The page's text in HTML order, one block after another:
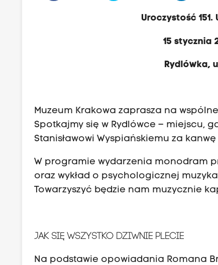
Uroczystość
15 stycznia
Rydlówka,
Muzeum Krakowa zaprasza na
Spotkajmy się w Rydlówce – miejscu,
Stanisławowi Wyspiańskiemu za
W programie wydarzenia monodram
oraz wykład o psychologicznej
Towarzyszyć będzie nam muzycznie
JAK SIĘ WSZYSTKO DZIWNIE PLECIE
Na podstawie opowiadania Romana